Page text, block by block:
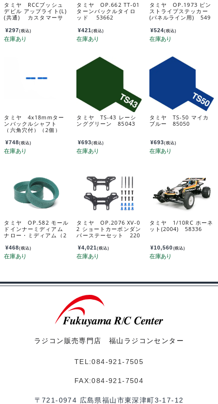
タミヤ RCCブッシュ
デビル アップライト(L)
(共通) カスタマーサ
69-020
¥297(税込)
タミヤ OP.662 TT-01
ターンバックルタイロ
ッド 53662
¥421(税込)
タミヤ OP.1973 ピン
ストライプステッカー
(パネルライン用) 549
¥524(税込)
タミヤ 4x18mmター
ンバックルシャフト
（六角穴付）（2個）
ーツ 19803327-000
¥748(税込)
タミヤ TS-43 レーシ
ンググリーン 85043
¥693(税込)
タミヤ TS-50 マイカ
ブルー 85050
¥693(税込)
タミヤ OP.582 モール
ドインナーミディアム
ナロー・ミディアム（2
¥468(税込)
タミヤ OP.2076 XV-0
2 ショートカーボンダン
パーステーセット 220
¥4,021(税込)
タミヤ 1/10RC ホーネ
ット(2004) 58336
¥10,560 (税込)
ラジコン販売専門店 福山ラジコンセンター
TEL:084-921-7505
FAX:084-921-7504
〒721-0974 広島県福山市東深津町3-17-12